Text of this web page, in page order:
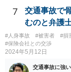
7
交通事故で
むのと弁護
#人身事故 #被害者 #損
#保険会社との交渉
2024年5月12日
交通事故に強